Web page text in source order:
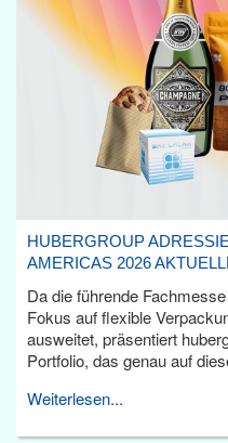
HUBERGROUP
AMERICAS 2026
Da die führende
Fokus auf flexible
ausweitet, präsentiert
Portfolio, das genau auf
Weiterlesen...